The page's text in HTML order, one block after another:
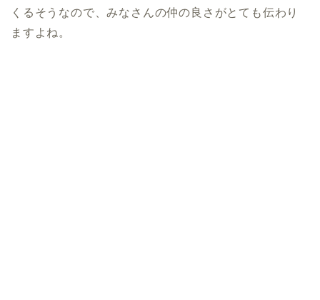
くるそうなので、みなさんの仲の良さがとても伝わり
ますよね。